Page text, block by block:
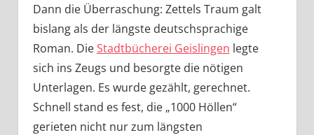
Dann die Überraschung: Zettels Traum galt
bislang als der längste deutschsprachige
Roman. DieStadtbücherei Geislingen legte
sich ins Zeugs und besorgte die nötigen
Unterlagen. Es wurde gezählt, gerechnet.
Schnell stand es fest, die „1000 Höllen“
gerieten nicht nur zum längsten